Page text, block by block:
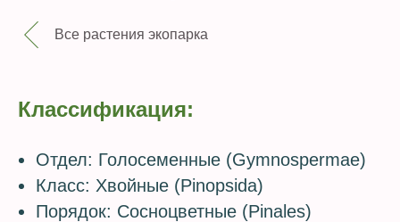
Все растения экопарка
Классификация:
Отдел: Голосеменные (Gymnospermae)
Класс: Хвойные (Pinopsida)
Порядок: Сосноцветные (Pinales)